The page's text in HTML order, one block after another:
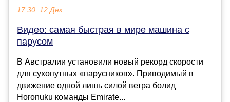
17:30, 12 Дек
Видео: самая быстрая в мире машина с
парусом
В Австралии установили новый рекорд скорости
для сухопутных «парусников». Приводимый в
движение одной лишь силой ветра болид
Horonuku команды Emirate...